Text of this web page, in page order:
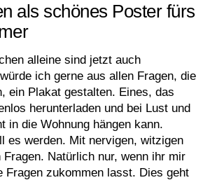
als schönes Poster fürs
alleine sind jetzt auch
ich gerne aus allen Fragen, die
ein Plakat gestalten. Eines, das
herunterladen und bei Lust und
in die Wohnung hängen kann.
es werden. Mit nervigen, witzigen
Fragen. Natürlich nur, wenn ihr mir
Fragen zukommen lasst. Dies geht